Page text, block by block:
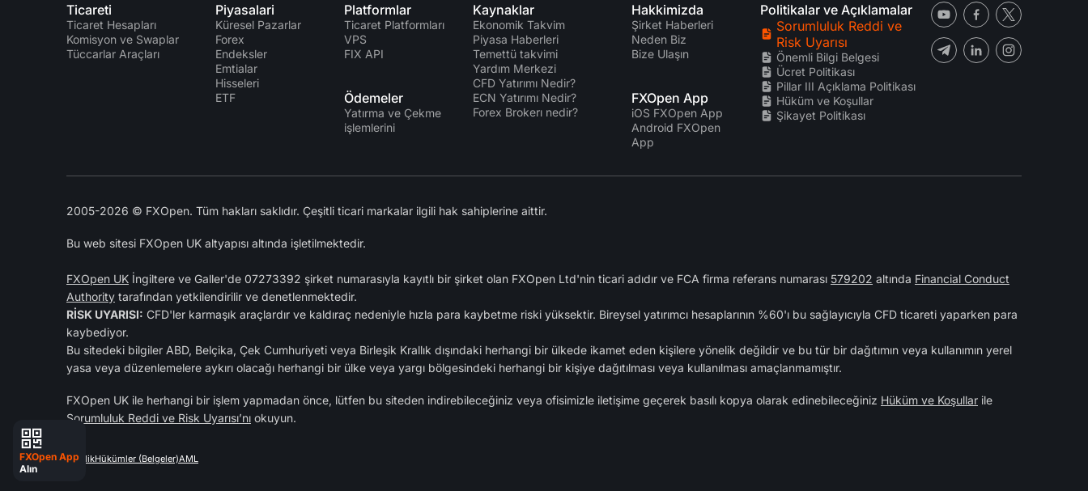
Ticareti
Ticaret Hesapları
Komisyon ve Swaplar
Tüccarlar Araçları
Piyasalari
Küresel Pazarlar
Forex
Endeksler
Emtialar
Hisseleri
ETF
Platformlar
Ticaret Platformları
VPS
FIX API
Ödemeler
Yatırma ve Çekme
işlemlerini
Kaynaklar
Ekonomik Takvim
Piyasa Haberleri
Temettü takvimi
Yardım Merkezi
CFD Yatırımı Nedir?
ECN Yatırımı Nedir?
Forex Brokerı nedir?
Hakkimizda
Şirket Haberleri
Neden Biz
Bize Ulaşın
FXOpen App
iOS FXOpen App
Android FXOpen
App
Politikalar ve Açıklamalar
Sorumluluk Reddi ve
Risk Uyarısı
Önemli Bilgi Belgesi
Ücret Politikası
Pillar III Açıklama Politikası
Hüküm ve Koşullar
Şikayet Politikası
2005-2026 © FXOpen. Tüm hakları saklıdır. Çeşitli ticari markalar ilgili hak sahiplerine aittir.
Bu web sitesi FXOpen UK altyapısı altında işletilmektedir.
FXOpen UK İngiltere ve Galler'de 07273392 şirket numarasıyla kayıtlı bir şirket olan FXOpen Ltd'nin ticari adıdır ve FCA firma referans numarası 579202 altında Financial Conduct
Authority tarafından yetkilendirilir ve denetlenmektedir.
RİSK UYARISI: CFD'ler karmaşık araçlardır ve kaldıraç nedeniyle hızla para kaybetme riski yüksektir. Bireysel yatırımcı hesaplarının %60'ı bu sağlayıcıyla CFD ticareti yaparken para
kaybediyor.
Bu sitedeki bilgiler ABD, Belçika, Çek Cumhuriyeti veya Birleşik Krallık dışındaki herhangi bir ülkede ikamet eden kişilere yönelik değildir ve bu tür bir dağıtımın veya kullanımın yerel
yasa veya düzenlemelere aykırı olacağı herhangi bir ülke veya yargı bölgesindeki herhangi bir kişiye dağıtılması veya kullanılması amaçlanmamıştır.
FXOpen UK ile herhangi bir işlem yapmadan önce, lütfen bu siteden indirebileceğiniz veya ofisimizle iletişime geçerek basılı kopya olarak edinebileceğiniz Hüküm ve Koşullar ile
Sorumluluk Reddi ve Risk Uyarısı’nı okuyun.
GizlilikHükümler (Belgeler)AML
FXOpen App
Alın